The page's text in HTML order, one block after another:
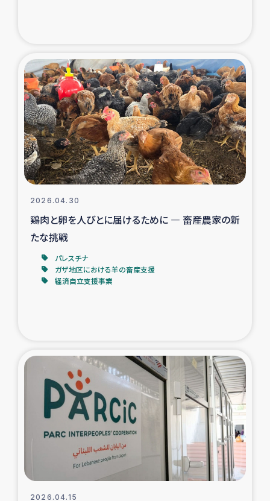
スリランカの南北女性をつなぐサリー・リサイクル・プロ
ジェクト
復興支援事業
民際教育事業
ガザ人道支援
令和6年能登半島地震 緊急支援
タイ国境ミャンマー移民子ども支援
漁民によるマングローブ植林活動
レバノンでのシリア難民への食糧・越冬支援
レバノンにおける緊急支援
レバノンでのシリア難民への教育支援事業
2026.04.30
鶏肉と卵を人びとに届けるために ― 畜産農家の新
たな挑戦
パレスチナ
ガザ地区における羊の畜産支援
経済自立支援事業
2026.04.15